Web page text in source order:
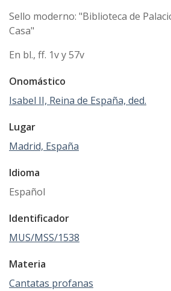
Sello moderno: "Biblioteca de
Casa"
En bl., ff. 1v y 57v
Onomástico
Isabel II, Reina de España, ded.
Lugar
Madrid, España
Idioma
Español
Identificador
MUS/MSS/1538
Materia
Cantatas profanas